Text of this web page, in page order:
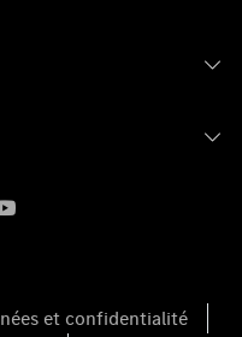
et confidentialité